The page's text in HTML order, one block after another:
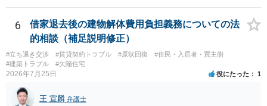
基本方針としたうえで、仮に一定時期の退去を検討する場合には、立
退料・引越費用・原状回復費用負担などの条件を明確にした書面を作
成することが重要です。 契約書では、更新条項・解除条項・期間の定
め・定期借家に関する記載の有無、これまでの更新時の合意内容
（「今回で最後」などの文言）が、借主不利な特約として無効になり
得るかどうかも含めて検討ポイントになりますので、署名押印前に内
容を十分に確認し、不明点は弁護士に相談することをおすすめしま
す。
する動機づけがなくなります。 今回進められつつある手続はあくまで
も、建物を賃貸人に一日も早く明け渡すための便宜的方法として理解
するのが良いと思います。またその方法で進めた方が、連帯保証人で
あるお知り合いさんにとっても、自身の経済的負担を最小限に食い止
められるため望ましいやり方だといえます。
6
借家退去後の建物解体費用負担義務についての法
的相談（補足説明修正）
#立ち退き交渉 #賃貸契約トラブル #原状回復
#住民・入居者・買主側
#建築トラブル
#欠陥住宅
2026年7月25日 役にたった 1
王 宣麟 弁護士